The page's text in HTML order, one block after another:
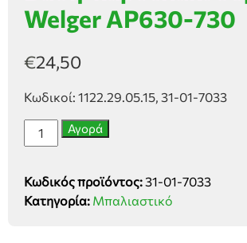
Welger AP630-730
€24,50
Κωδικοί: 1122.29.05.15, 31-01-7033
Βάση-
καρουλάκι
Welger
AP630-
Αγορά
Κωδικός προϊόντος: 31-01-7033
Κατηγορία: Μπαλιαστικό